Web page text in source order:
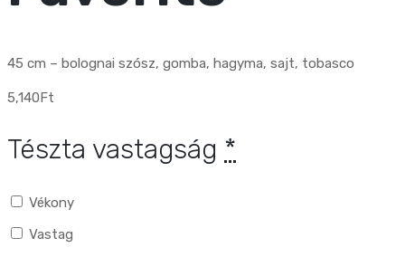
45 cm – bolognai szósz, gomba, hagyma, sajt, tobasco
5,140Ft
Tészta vastagság *
Vékony
Vastag